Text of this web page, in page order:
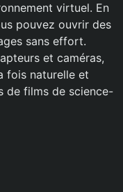
virtuel. En
pouvez ouvrir des
sans effort.
et caméras,
fois naturelle et
de films de science-